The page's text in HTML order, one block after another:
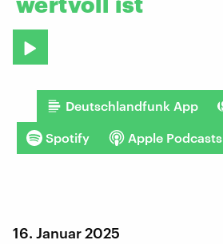
Deutschlandfunk App
Spotify Apple Podcasts
16. Januar 2025